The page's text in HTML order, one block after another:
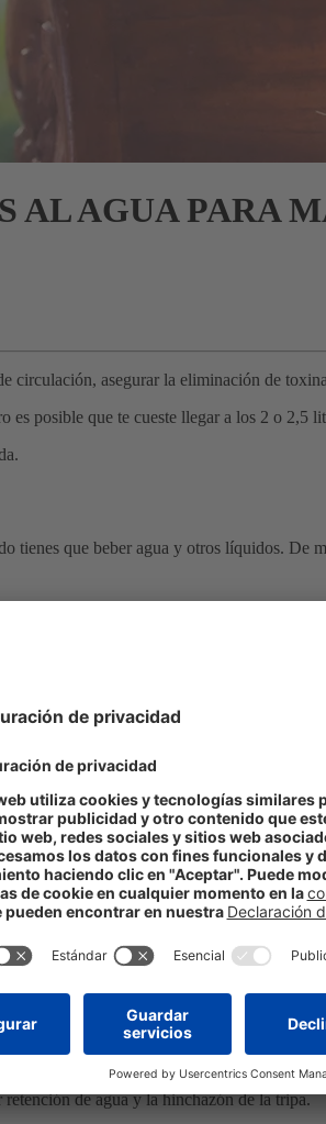
AL AGUA PARA
circulación, asegurar la eliminación de
es posible que te cueste llegar a los 2 o 2,5
tienes que beber agua y otros líquidos. De
de los alimentos. Esto equivale a 2
si practicas actividad física de forma regular
de frutas y hortalizas, las infusiones y
menor que un refresco y una gran
te ayudará a mantenerte bien
estrellado están indicados cuando tienes
ingesta de líquidos: prepárate un caldo
deshidratan 2
nada de fibra y mucho azúcar.
de azúcares.
de orina, lo que facilita que elimines
de agua y la hinchazón de la tripa.